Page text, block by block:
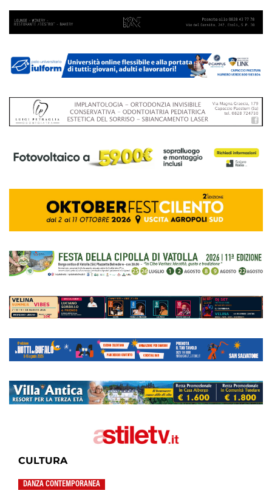
CULTURA
DANZA CONTEMPORANEA